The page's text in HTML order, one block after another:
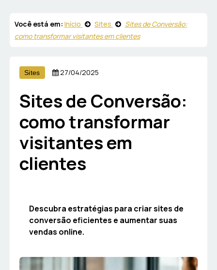
Você está em: Início Sites
Sites de Conversão:
como transformar visitantes em clientes
Sites 27/04/2025
Sites de Conversão:
como transformar
visitantes em
clientes
Descubra estratégias para criar sites de
conversão eficientes e aumentar suas
vendas online.